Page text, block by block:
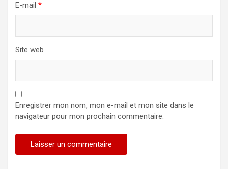
E-mail *
Site web
Enregistrer mon nom, mon e-mail et mon site dans le
navigateur pour mon prochain commentaire.